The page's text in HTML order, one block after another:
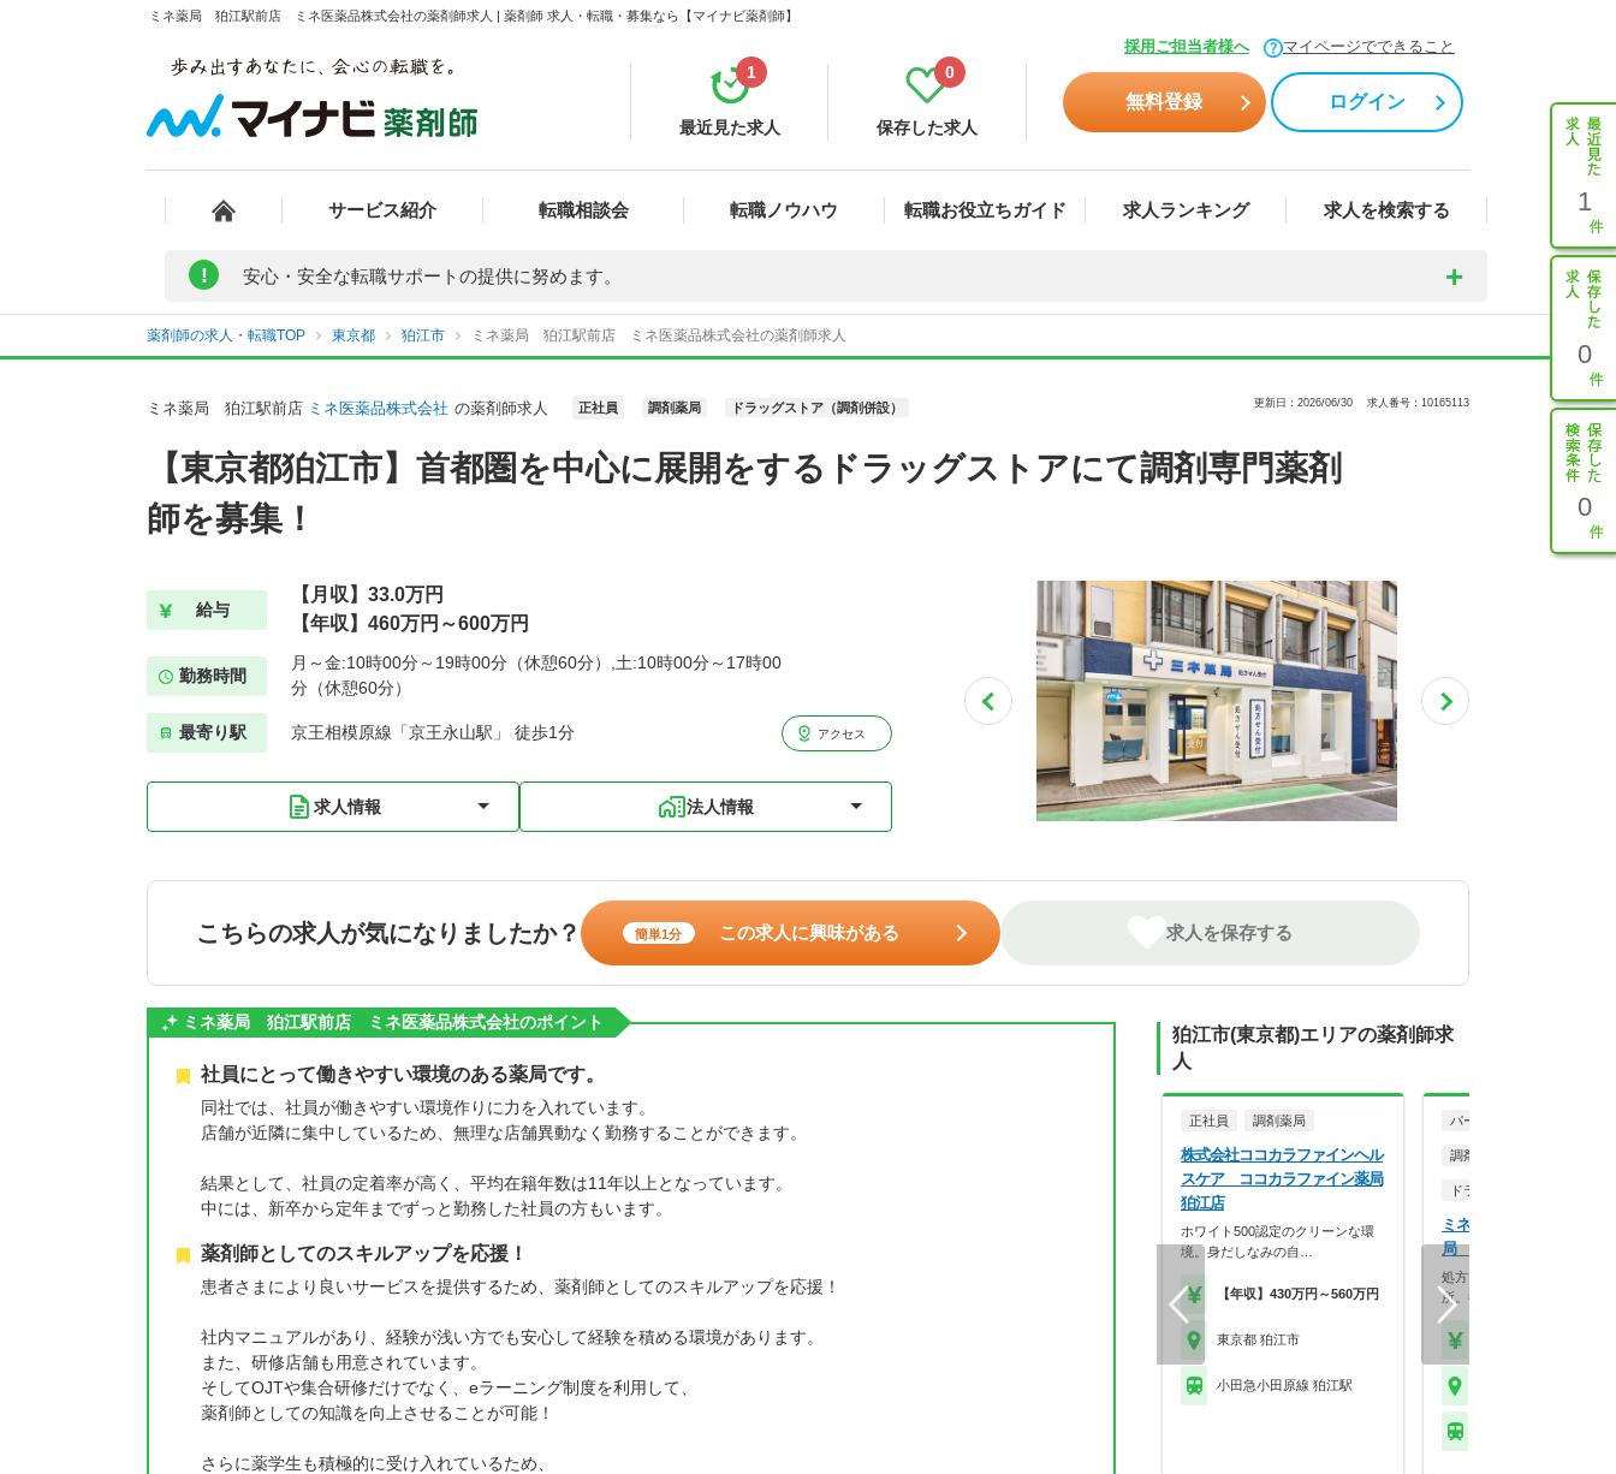
ミネ薬局 狛江駅前店 ミネ医薬品株式会社の薬剤師求人 | 薬剤師 求人・転職・募集なら【マイナビ薬剤師】
採用ご担当者様へ マイページでできること
最近見た求人
1
保存した求人
0
無料登録 ログイン
サービス紹介 転職相談会 転職ノウハウ 転職お役立ちガイド 求人ランキング 求人を検索する 1
0
0
! 安心・安全な転職サポートの提供に努めます。
薬剤師の求人・転職TOP 東京都 狛江市 ミネ薬局 狛江駅前店 ミネ医薬品株式会社の薬剤師求人
ミネ薬局 狛江駅前店 ミネ医薬品株式会社 の薬剤師求人 正社員 調剤薬局 ドラッグストア（調剤併設） 更新日：2026/06/30 求人番号：10165113
【東京都狛江市】首都圏を中心に展開をするドラッグストアにて調剤専門薬剤
師を募集！
給与
【月収】33.0万円
【年収】460万円～600万円
勤務時間
月～金:10時00分～19時00分（休憩60分）,土:10時00分～17時00
分（休憩60分）
最寄り駅 京王相模原線「京王永山駅」 徒歩1分 アクセス
求人情報 法人情報
こちらの求人が気になりましたか？ 簡単1分 この求人に興味がある 求人を保存する
ミネ薬局 狛江駅前店 ミネ医薬品株式会社のポイント
社員にとって働きやすい環境のある薬局です。
同社では、社員が働きやすい環境作りに力を入れています。
店舗が近隣に集中しているため、無理な店舗異動なく勤務することができます。
結果として、社員の定着率が高く、平均在籍年数は11年以上となっています。
中には、新卒から定年までずっと勤務した社員の方もいます。
薬剤師としてのスキルアップを応援！
患者さまにより良いサービスを提供するため、薬剤師としてのスキルアップを応援！
社内マニュアルがあり、経験が浅い方でも安心して経験を積める環境があります。
また、研修店舗も用意されています。
そしてOJTや集合研修だけでなく、eラーニング制度を利用して、
薬剤師としての知識を向上させることが可能！
さらに薬学生も積極的に受け入れているため、
狛江市(東京都)エリアの薬剤師求
人
正社員 調剤薬局
株式会社ココカラファインヘル
スケア ココカラファイン薬局
狛江店
ホワイト500認定のクリーンな環
境。身だしなみの自…
【年収】430万円～560万円
東京都 狛江市
小田急小田原線 狛江駅
パート・アルバイト
調剤薬局
ドラッグストア（調剤併設
ミネ医薬品株式会社 ミ
局 狛江駅前店
処方箋がなくても、頼られる
所。街の『相談役』とし…